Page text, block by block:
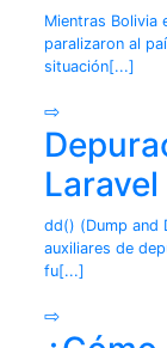
Mientras Bolivia
paralizaron al
situación[...]
⇨
dd() (Dump and
auxiliares de
fu[...]
⇨